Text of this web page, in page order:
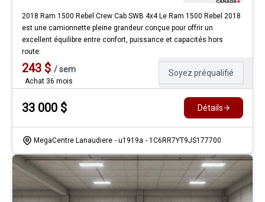
2018 Ram 1500 Rebel Crew Cab SWB 4x4 Le Ram 1500 Rebel 2018
est une camionnette pleine grandeur conçue pour offrir un
excellent équilibre entre confort, puissance et capacités hors
route.
243 $ /sem
Achat 36 mois
Soyez préqualifié
33 000 $ Détails
MegaCentre Lanaudiere - u1919a - 1C6RR7YT9JS177700